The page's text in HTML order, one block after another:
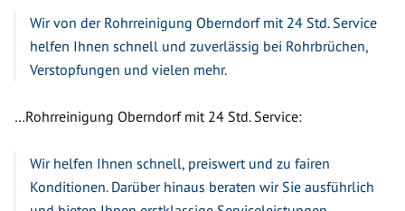
Wir von der Rohrreinigung Oberndorf mit 24 Std. Service
helfen Ihnen schnell und zuverlässig bei Rohrbrüchen,
Verstopfungen und vielen mehr.
…Rohrreinigung Oberndorf mit 24 Std. Service:
Wir helfen Ihnen schnell, preiswert und zu fairen
Konditionen. Darüber hinaus beraten wir Sie ausführlich